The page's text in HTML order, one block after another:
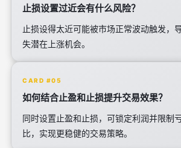
止损设置过近会有什么风险？
止损设得太近可能被市场正常波动触发，
失潜在上涨机会。
CARD #05
如何结合止盈和止损提升交易效果？
同时设置止盈和止损，可锁定利润并限制
比，实现更稳健的交易策略。